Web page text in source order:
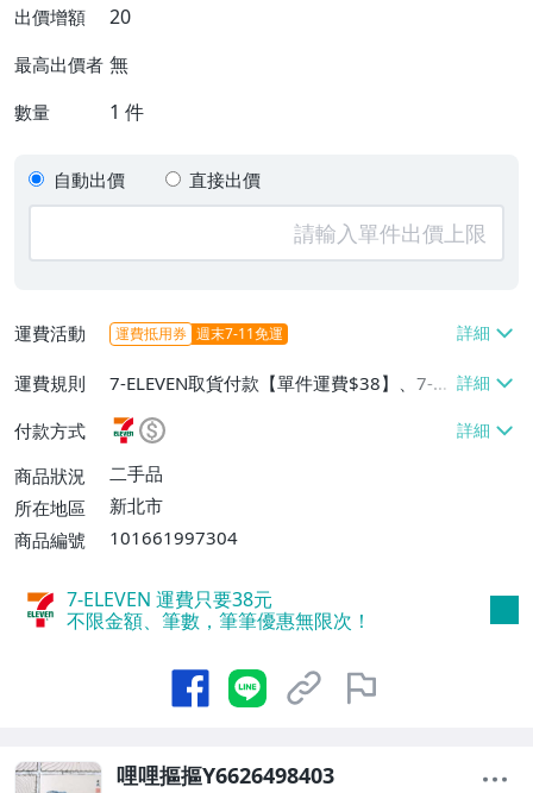
出價增額 20
最高出價者 無
數量 1 件
自動出價 直接出價
運費活動 運費抵用券 週末7-11免運
運費規則
7-ELEVEN取貨付款【單件運費$38】、7-EL
EVEN取貨不付款【單件運費$38】、郵局掛
號【單件運費$40、滿5件免運費】
付款方式
商品狀況
二手品
所在地區
新北市
商品編號
101661997304
7-ELEVEN 運費只要38元
不限金額、筆數，筆筆優惠無限次！
哩哩摳摳Y6626498403